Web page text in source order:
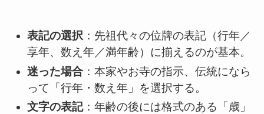
表記の選択 ：先祖代々の位牌の表記（行年／
享年、数え年／満年齢）に揃えるのが基本。
迷った場合 ：本家やお寺の指示、伝統になら
って「行年・数え年」を選択する。
文字の表記：年齢の後には格式のある「歳」